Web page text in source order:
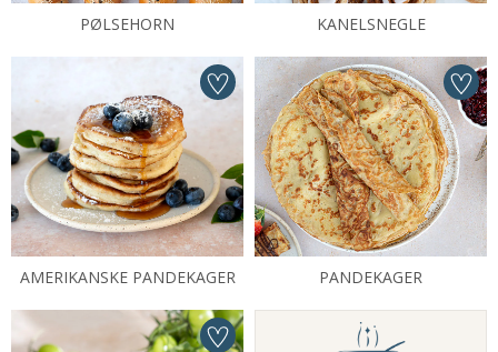
PØLSEHORN KANELSNEGLE
AMERIKANSKE PANDEKAGER PANDEKAGER